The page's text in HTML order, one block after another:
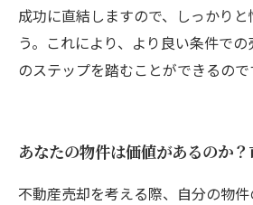
成功に直結しますので、しっかり
う。これにより、より良い条件で
のステップを踏むことができるので
あなたの物件は価値があるのか
不動産売却を考える際、自分の物